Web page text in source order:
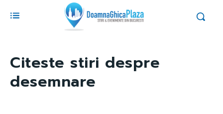
Citeste stiri despre
desemnare